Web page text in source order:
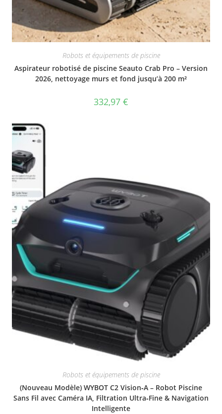
Robots et équipements de piscine
Aspirateur robotisé de piscine Seauto Crab Pro – Version
2026, nettoyage murs et fond jusqu’à 200 m²
332,97 €
Robots et équipements de piscine
(Nouveau Modèle) WYBOT C2 Vision‑A – Robot Piscine
Sans Fil avec Caméra IA, Filtration Ultra‑Fine & Navigation
Intelligente